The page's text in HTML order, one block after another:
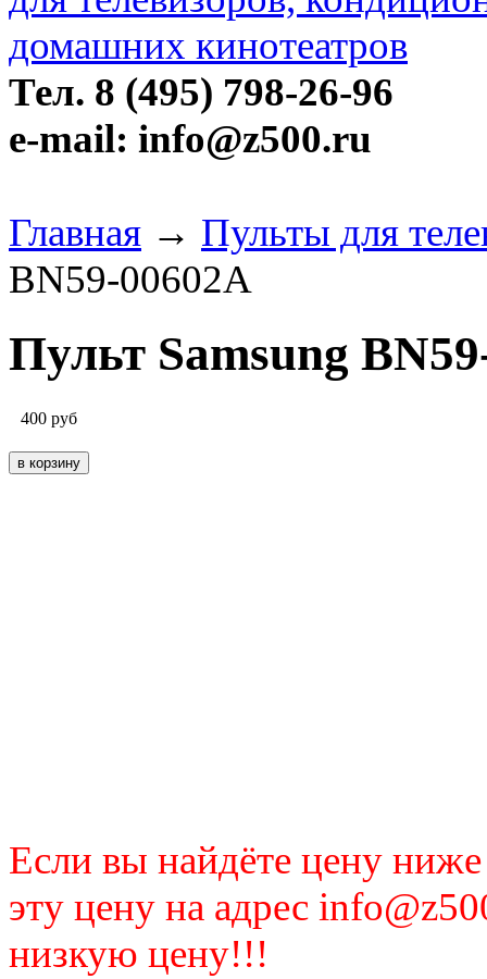
Тел. 8 (495) 798-26-96
e-mail: info@z500.ru
Главная → Пульты для
BN59-00602A
Пульт Samsung
400 руб
Если вы найдёте цену
эту цену на адрес
низкую цену!!!